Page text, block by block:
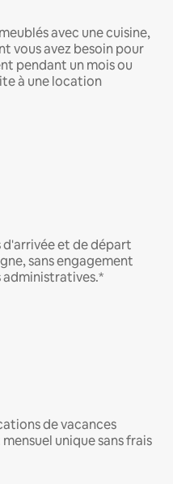
avec une cuisine,
vous avez besoin pour
pendant un mois ou
à une location
d'arrivée et de départ
sans engagement
de vacances
unique sans frais